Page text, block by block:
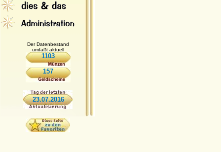
Der Datenbestand
umfaßt aktuell
1103
157
23.07.2016